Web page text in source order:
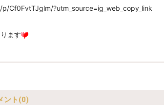
Cf0FvtTJglm/?utm_source=ig_web_copy_link
ます
ント(0)